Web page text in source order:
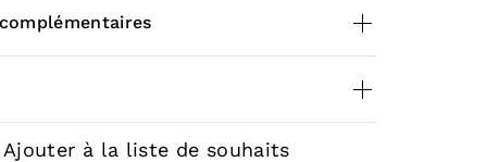
yet.
Ajouter à la liste de souhaits